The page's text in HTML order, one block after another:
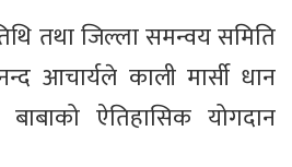
तथा जिल्ला समन्वय समिति
आचार्यले काली मार्सी धान
ऐतिहासिक योगदान